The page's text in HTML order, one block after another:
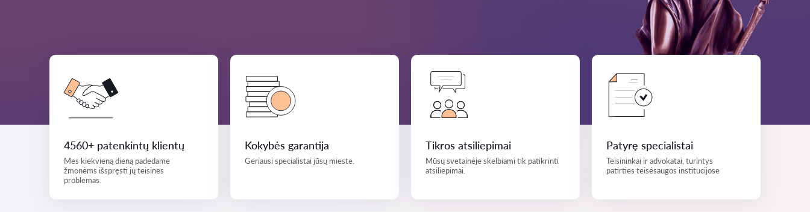
4560+ patenkintų klientų
Mes kiekvieną dieną padedame
žmonėms išspręsti jų teisines
problemas.
Kokybės garantija
Geriausi specialistai jūsų mieste.
Tikros atsiliepimai
Mūsų svetainėje skelbiami tik patikrinti
atsiliepimai.
Patyrę specialistai
Teisininkai ir advokatai, turintys
patirties teisėsaugos institucijose